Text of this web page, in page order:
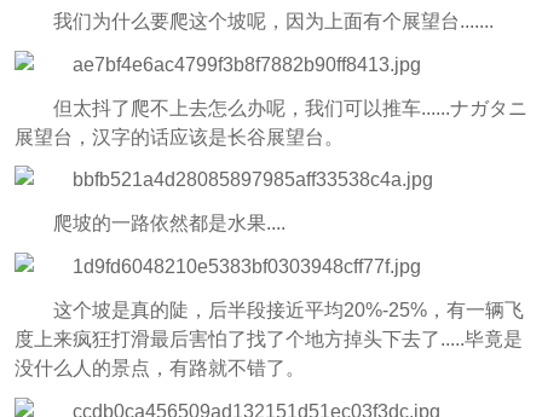
我们为什么要爬这个坡呢，因为上面有个展望台.......
但太抖了爬不上去怎么办呢，我们可以推车......ナガタニ
展望台，汉字的话应该是长谷展望台。
爬坡的一路依然都是水果....
这个坡是真的陡，后半段接近平均20%-25%，有一辆飞
度上来疯狂打滑最后害怕了找了个地方掉头下去了.....毕竟是
没什么人的景点，有路就不错了。